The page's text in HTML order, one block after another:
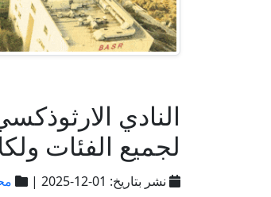
النادي
لجميع الفئات
نشر بتاريخ: 01-12-2025 |